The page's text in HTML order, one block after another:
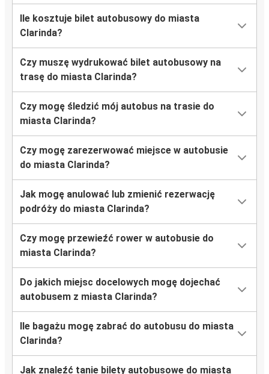
Ile kosztuje bilet autobusowy do miasta
Clarinda?
Czy muszę wydrukować bilet autobusowy na
trasę do miasta Clarinda?
Czy mogę śledzić mój autobus na trasie do
miasta Clarinda?
Czy mogę zarezerwować miejsce w autobusie
do miasta Clarinda?
Jak mogę anulować lub zmienić rezerwację
podróży do miasta Clarinda?
Czy mogę przewieźć rower w autobusie do
miasta Clarinda?
Do jakich miejsc docelowych mogę dojechać
autobusem z miasta Clarinda?
Ile bagażu mogę zabrać do autobusu do miasta
Clarinda?
Jak znaleźć tanie bilety autobusowe do miasta